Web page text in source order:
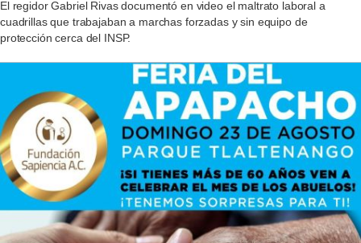
El regidor Gabriel Rivas documentó en video el maltrato laboral a
cuadrillas que trabajaban a marchas forzadas y sin equipo de
protección cerca del INSP.